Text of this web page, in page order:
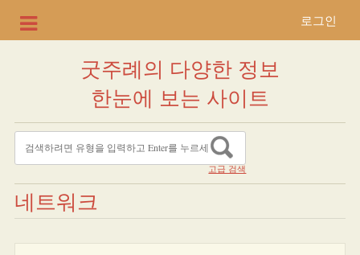
로그인
굿주례의 다양한 정보
한눈에 보는 사이트
고급 검색
네트워크